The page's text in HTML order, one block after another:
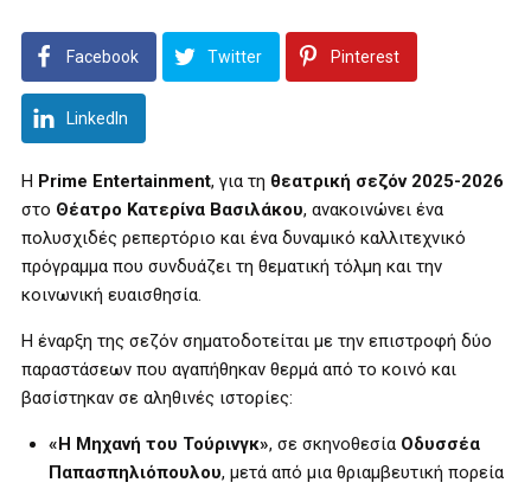
Facebook Twitter Pinterest
LinkedIn
Η Prime Entertainment, για τη θεατρική σεζόν 2025-2026
στο Θέατρο Κατερίνα Βασιλάκου, ανακοινώνει ένα
πολυσχιδές ρεπερτόριο και ένα δυναμικό καλλιτεχνικό
πρόγραμμα που συνδυάζει τη θεματική τόλμη και την
κοινωνική ευαισθησία.
Η έναρξη της σεζόν σηματοδοτείται με την επιστροφή δύο
παραστάσεων που αγαπήθηκαν θερμά από το κοινό και
βασίστηκαν σε αληθινές ιστορίες:
«Η Μηχανή του Τούρινγκ», σε σκηνοθεσία Οδυσσέα
Παπασπηλιόπουλου, μετά από μια θριαμβευτική πορεία